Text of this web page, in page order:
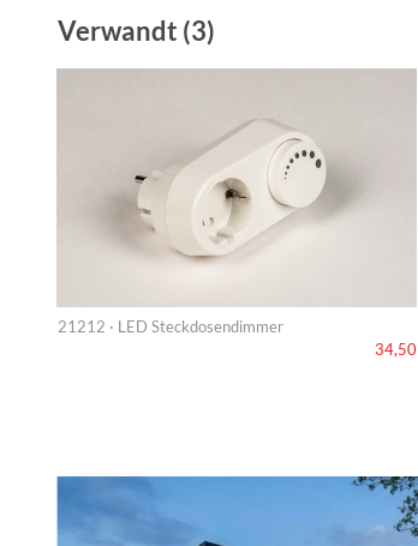
Verwandt (3)
21212 · LED Steckdosendimmer
34,50